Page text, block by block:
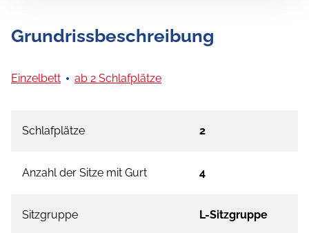
Grundrissbeschreibung
Einzelbett ab 2 Schlafplätze
Schlafplätze 2
Anzahl der Sitze mit Gurt 4
Sitzgruppe L-Sitzgruppe